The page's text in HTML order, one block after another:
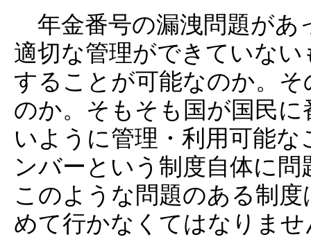
年金番号の漏洩問題があ
適切な管理ができていな
することが可能なのか。
のか。そもそも国が国民
いように管理・利用可能
ンバーという制度自体に
このような問題のある制
めて行かなくてはなりませ